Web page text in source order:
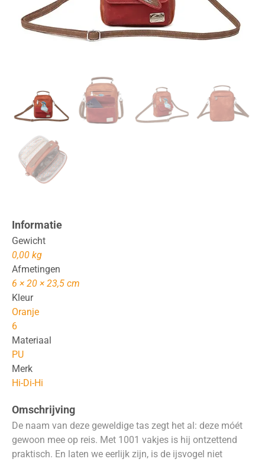
Informatie
Gewicht
0,00 kg
Afmetingen
6 × 20 × 23,5 cm
Kleur
Oranje
6
Materiaal
PU
Merk
Hi-Di-Hi
Omschrijving
De naam van deze geweldige tas zegt het al: deze móét
gewoon mee op reis. Met 1001 vakjes is hij ontzettend
praktisch. En laten we eerlijk zijn, is de ijsvogel niet